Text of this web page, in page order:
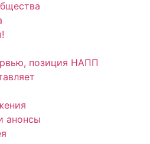
позиция НАПП
анонсы